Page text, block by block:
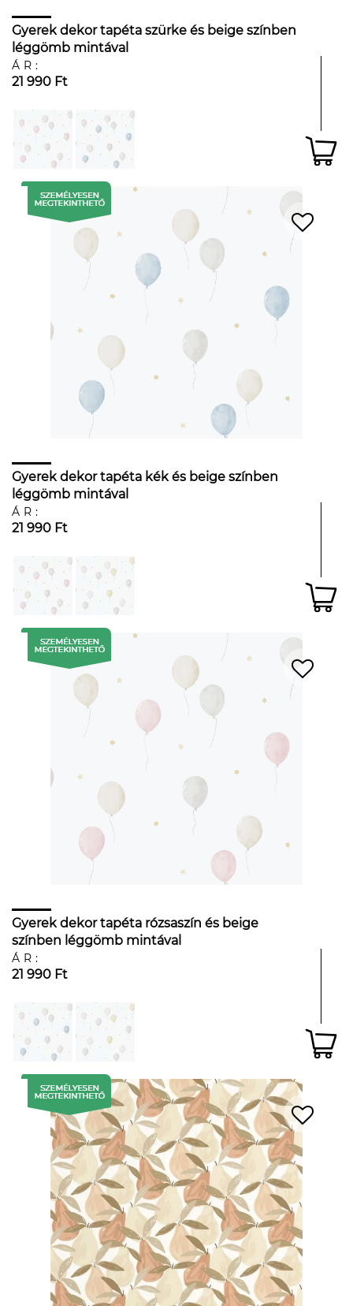
Gyerek dekor tapéta szürke és beige színben
léggömb mintával
ÁR:
21 990 Ft
Gyerek dekor tapéta kék és beige színben
léggömb mintával
ÁR:
21 990 Ft
Gyerek dekor tapéta rózsaszín és beige
színben léggömb mintával
ÁR:
21 990 Ft